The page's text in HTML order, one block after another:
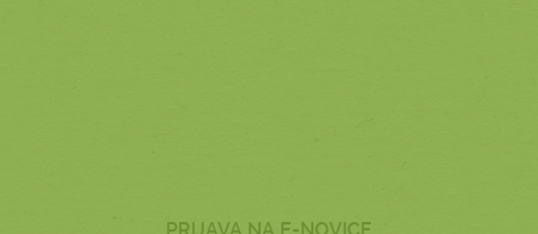
PRIJAVA NA E-NOVICE